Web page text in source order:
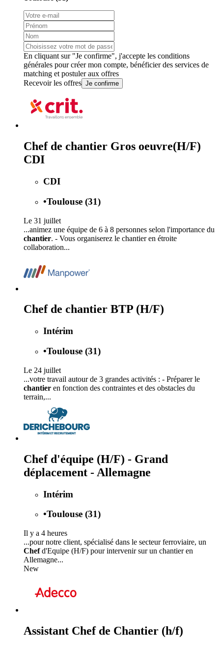
En cliquant sur "Je confirme", j'accepte les conditions
générales pour créer mon compte, bénéficier des services de
matching et postuler aux offres
Recevoir les offres Je confirme
Chef de chantier Gros oeuvre(H/F)
CDI
CDI
•Toulouse (31)
Le 31 juillet
...animez une équipe de 6 à 8 personnes selon l'importance du
chantier. - Vous organiserez le chantier en étroite
collaboration...
Chef de chantier BTP (H/F)
Intérim
•Toulouse (31)
Le 24 juillet
...votre travail autour de 3 grandes activités : - Préparer le
chantier en fonction des contraintes et des obstacles du
terrain,...
Chef d'équipe (H/F) - Grand
déplacement - Allemagne
Intérim
•Toulouse (31)
Il y a 4 heures
...pour notre client, spécialisé dans le secteur ferroviaire, un
Chefd'Equipe (H/F) pour intervenir sur un chantier en
Allemagne...
New
Assistant Chef de Chantier (h/f)